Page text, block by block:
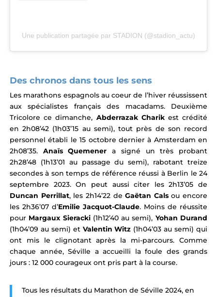
Une publication partagée par STADION (@stadion_actu)
Des chronos dans tous les sens
Les marathons espagnols au coeur de l’hiver réussissent
aux spécialistes français des macadams. Deuxième
Tricolore ce dimanche, Abderrazak Charik est crédité
en 2h08’42 (1h03’15 au semi), tout près de son record
personnel établi le 15 octobre dernier à Amsterdam en
2h08’35. Anaïs Quemener a signé un très probant
2h28’48 (1h13’01 au passage du semi), rabotant treize
secondes à son temps de référence réussi à Berlin le 24
septembre 2023. On peut aussi citer les 2h13’05 de
Duncan Perrillat, les 2h14’22 deGaëtan Calsou encore
les 2h36’07 d’Emilie Jacquot-Claude. Moins de réussite
pour Margaux Sieracki(1h12’40 au semi), Yohan Durand
(1h04’09 au semi) et Valentin Witz (1h04’03 au semi) qui
ont mis le clignotant après la mi-parcours. Comme
chaque année, Séville a accueilli la foule des grands
jours : 12 000 courageux ont pris part à la course.
Tous les résultats du Marathon de Séville 2024, en